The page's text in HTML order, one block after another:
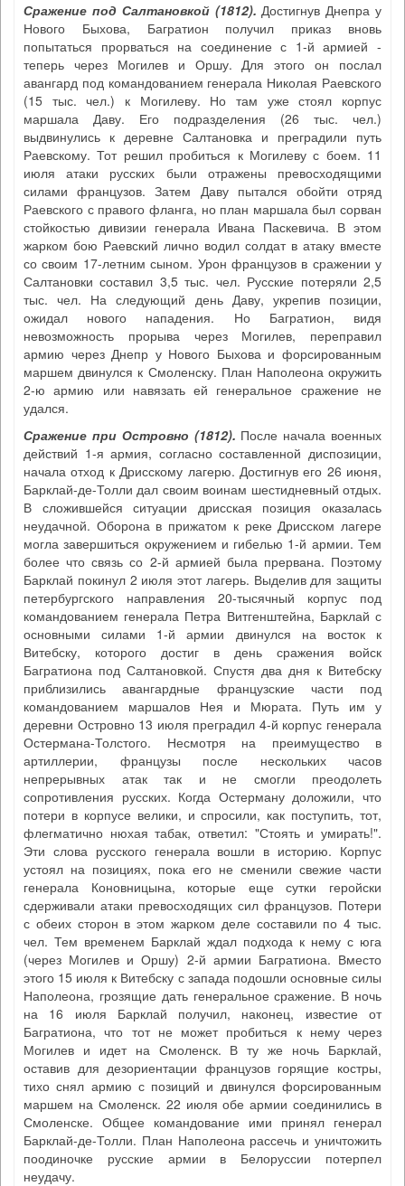
Сражение под Салтановкой (1812). Достигнув Днепра у
Нового Быхова, Багратион получил приказ вновь
попытаться прорваться на соединение с 1-й армией -
теперь через Могилев и Оршу. Для этого он послал
авангард под командованием генерала Николая Раевского
(15 тыс. чел.) к Могилеву. Но там уже стоял корпус
маршала Даву. Его подразделения (26 тыс. чел.)
выдвинулись к деревне Салтановка и преградили путь
Раевскому. Тот решил пробиться к Могилеву с боем. 11
июля атаки русских были отражены превосходящими
силами французов. Затем Даву пытался обойти отряд
Раевского с правого фланга, но план маршала был сорван
стойкостью дивизии генерала Ивана Паскевича. В этом
жарком бою Раевский лично водил солдат в атаку вместе
со своим 17-летним сыном. Урон французов в сражении у
Салтановки составил 3,5 тыс. чел. Русские потеряли 2,5
тыс. чел. На следующий день Даву, укрепив позиции,
ожидал нового нападения. Но Багратион, видя
невозможность прорыва через Могилев, переправил
армию через Днепр у Нового Быхова и форсированным
маршем двинулся к Смоленску. План Наполеона окружить
2-ю армию или навязать ей генеральное сражение не
удался.
Сражение при Островно (1812). После начала военных
действий 1-я армия, согласно составленной диспозиции,
начала отход к Дрисскому лагерю. Достигнув его 26 июня,
Барклай-де-Толли дал своим воинам шестидневный отдых.
В сложившейся ситуации дрисская позиция оказалась
неудачной. Оборона в прижатом к реке Дрисском лагере
могла завершиться окружением и гибелью 1-й армии. Тем
более что связь со 2-й армией была прервана. Поэтому
Барклай покинул 2 июля этот лагерь. Выделив для защиты
петербургского направления 20-тысячный корпус под
командованием генерала Петра Витгенштейна, Барклай с
основными силами 1-й армии двинулся на восток к
Витебску, которого достиг в день сражения войск
Багратиона под Салтановкой. Спустя два дня к Витебску
приблизились авангардные французские части под
командованием маршалов Нея и Мюрата. Путь им у
деревни Островно 13 июля преградил 4-й корпус генерала
Остермана-Толстого. Несмотря на преимущество в
артиллерии, французы после нескольких часов
непрерывных атак так и не смогли преодолеть
сопротивления русских. Когда Остерману доложили, что
потери в корпусе велики, и спросили, как поступить, тот,
флегматично нюхая табак, ответил: "Стоять и умирать!".
Эти слова русского генерала вошли в историю. Корпус
устоял на позициях, пока его не сменили свежие части
генерала Коновницына, которые еще сутки геройски
сдерживали атаки превосходящих сил французов. Потери
с обеих сторон в этом жарком деле составили по 4 тыс.
чел. Тем временем Барклай ждал подхода к нему с юга
(через Могилев и Оршу) 2-й армии Багратиона. Вместо
этого 15 июля к Витебску с запада подошли основные силы
Наполеона, грозящие дать генеральное сражение. В ночь
на 16 июля Барклай получил, наконец, известие от
Багратиона, что тот не может пробиться к нему через
Могилев и идет на Смоленск. В ту же ночь Барклай,
оставив для дезориентации французов горящие костры,
тихо снял армию с позиций и двинулся форсированным
маршем на Смоленск. 22 июля обе армии соединились в
Смоленске. Общее командование ими принял генерал
Барклай-де-Толли. План Наполеона рассечь и уничтожить
поодиночке русские армии в Белоруссии потерпел
неудачу.